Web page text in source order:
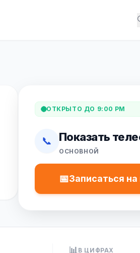
ОТКРЫТО ДО 9:00 PM
📞 Показать
ОСНОВНОЙ
📅Записаться
📊В ЦИФРАХ